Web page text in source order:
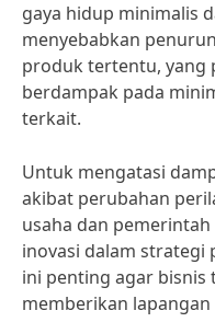
gaya hidup minimalis
menyebabkan
produk tertentu, yang
berdampak pada
terkait.
Untuk mengatasi
akibat perubahan
usaha dan
inovasi dalam strategi
ini penting agar bisnis
memberikan